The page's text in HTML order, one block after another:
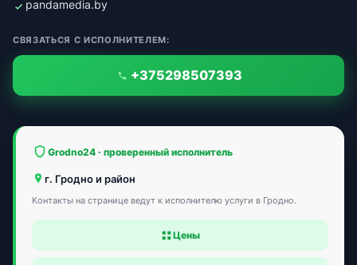
pandamedia.by
СВЯЗАТЬСЯ С ИСПОЛНИТЕЛЕМ:
+375298507393
Grodno24 · проверенный исполнитель
г. Гродно и район
Контакты на странице ведут к исполнителю услуги в Гродно.
Цены